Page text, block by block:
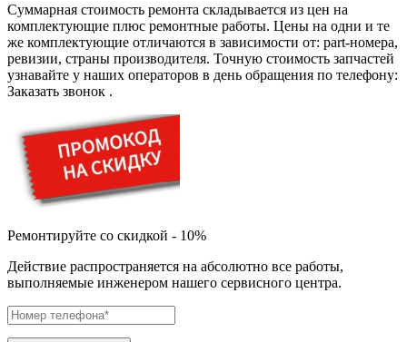
диспенсеров для розлива напитков
диспенсеров тарелок подогреваемый
дисплеев
дистилляторов воды
дизельных горелок
дизельных генераторов
dj станций
dji goggles
док-станций
документ-камер
домашних кинотеатров
домофонов
драйкулеров
драм машин
дрелей
дрелей для алмазного бурения
дрелей-миксеров
дрелей-шуруповертов
дрелей ударных
Суммарная стоимость ремонта складывается из цен на
комплектующие плюс ремонтные работы. Цены на одни и те
же комплектующие отличаются в зависимости от: part-номера,
ревизии, страны производителя. Точную стоимость запчастей
узнавайте у наших операторов в день обращения по телефону:
Заказать звонок .
Ремонтируйте со скидкой - 10%
Действие распространяется на абсолютно все работы,
выполняемые инженером нашего сервисного центра.